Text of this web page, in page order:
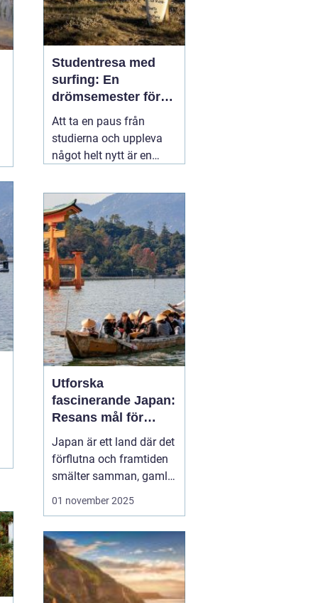
Studentresa med
surfing: En
drömsemester för
studenter i Portugal
Att ta en paus från
studierna och uppleva
något helt nytt är en
studenter. För den som
älskar havet och söker
spänning finns det få
äventyr som slår en03
november 2025
Utforska
fascinerande Japan:
Resans mål för
upptäckare
Japan är ett land där det
förflutna och framtiden
smälter samman, gamla
tempel existerar sida vid
lockas av den rika
kulturen, natursköna
landskap eller den unika
maten, erbjud...
01 november 2025